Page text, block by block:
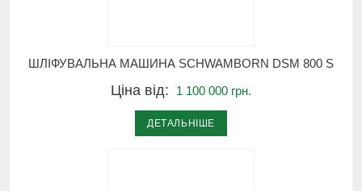
ШЛІФУВАЛЬНА МАШИНА SCHWAMBORN DSM 800 S
Ціна від: 1 100 000 грн.
ДЕТАЛЬНІШЕ